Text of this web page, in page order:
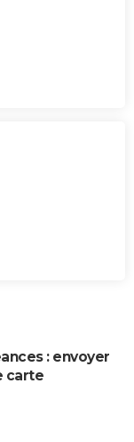
: envoyer
carte